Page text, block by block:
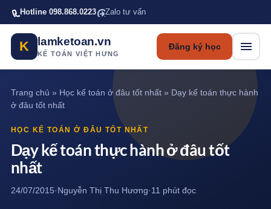
Bỏ qua tới nội dung chính
Hotline 098.868.0223 Zalo tư vấn
K lamketoan.vn
KẾ TOÁN VIỆT HƯNG
Đăng ký học
Trang chủ » Học kế toán ở đâu tốt nhất» Dạy kế toán thực hành
ở đâu tốt nhất
HỌC KẾ TOÁN Ở ĐÂU TỐT NHẤT
Dạy kế toán thực hành ở đâu tốt
nhất
24/07/2015·Nguyễn Thị Thu Hương·11 phút đọc